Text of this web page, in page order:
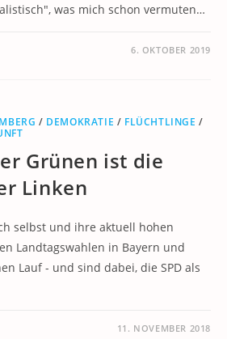
was mich schon vermuten…
6. OKTOBER 2019
/ DEMOKRATIE / FLÜCHTLINGE /
Grünen ist die
Linken
selbst und ihre aktuell hohen
Landtagswahlen in Bayern und
Lauf - und sind dabei, die SPD als
11. NOVEMBER 2018